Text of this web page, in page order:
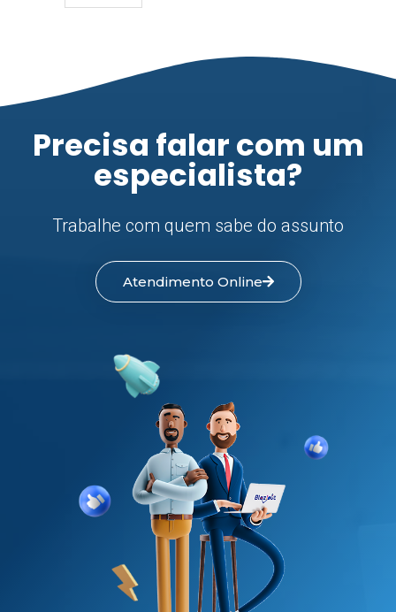
Precisa falar com um
especialista?
Trabalhe com quem sabe do assunto
Atendimento Online